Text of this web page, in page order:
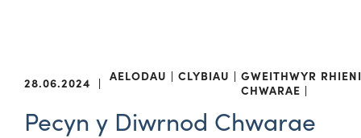
28.06.2024 | AELODAU CLYBIAU
GWEITHWYR
CHWARAE
RHIENI
Pecyn y Diwrnod Chwarae